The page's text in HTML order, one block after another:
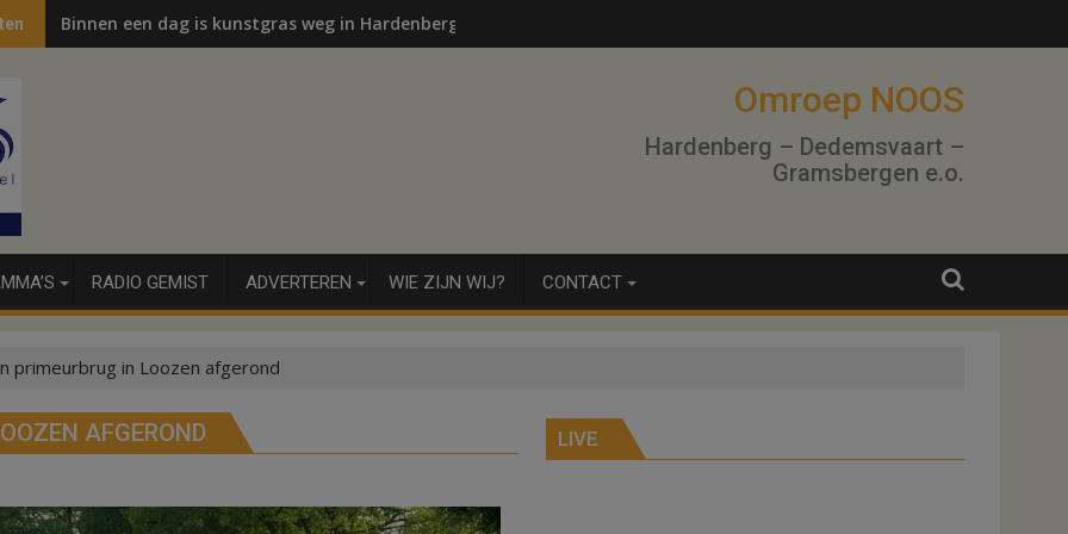
Binnen een dag is kunstgras weg in Hardenberg en Sibculo
Omroep NOOS
Hardenberg – Dedemsvaart –
Gramsbergen e.o.
RADIO GEMIST ADVERTEREN WIE ZIJN WIJ? CONTACT
primeurbrug in Loozen afgerond
AFGEROND LIVE